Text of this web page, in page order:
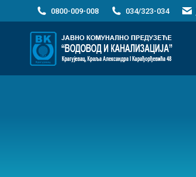
0800-009-008 034/323-034